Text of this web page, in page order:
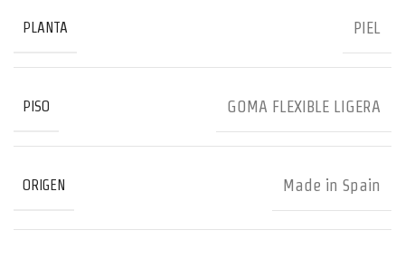
PLANTA PIEL
PISO GOMA FLEXIBLE LIGERA
ORIGEN Made in Spain